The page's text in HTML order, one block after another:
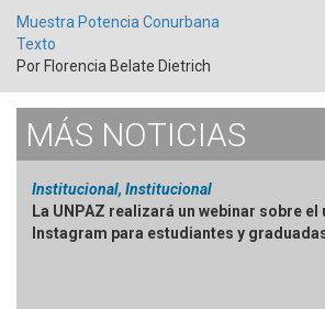
Muestra Potencia Conurbana
Texto
Por Florencia Belate Dietrich
MÁS NOTICIAS
Institucional, Institucional
La UNPAZ realizará un webinar sobre
Instagram para estudiantes y